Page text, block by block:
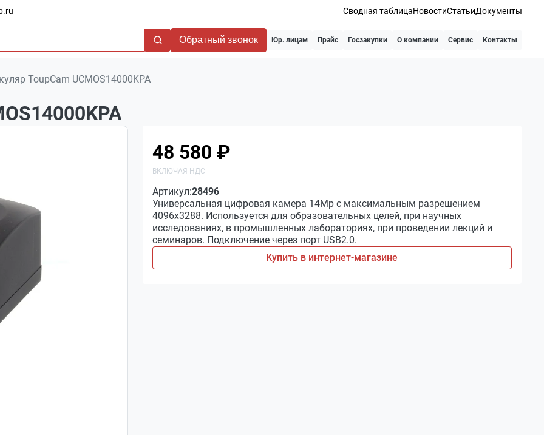
Сводная таблицаНовостиСтатьиДокументы
Обратный звонок Юр. лицам Прайс Госзакупки О компании Сервис Контакты
ToupCam UCMOS14000KPA
48 580 ₽
Артикул:28496
Универсальная цифровая камера 14Мр с максимальным разрешением
4096х3288. Используется для образовательных целей, при научных
исследованиях, в промышленных лабораториях, при проведении лекций и
семинаров. Подключение через порт USB2.0.
Купить в интернет-магазине